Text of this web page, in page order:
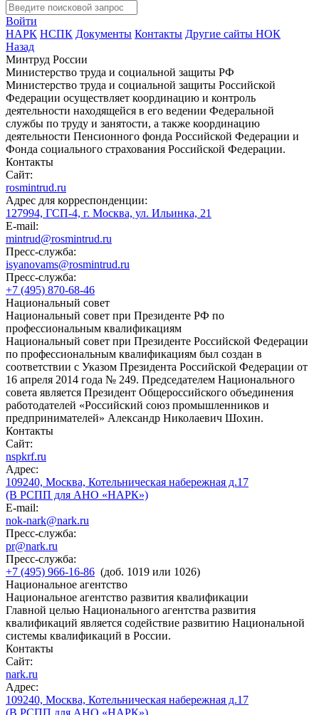
Войти
НАРК НСПК Документы Контакты Другие сайты НОК
Назад
Минтруд России
Министерство труда и социальной защиты РФ
Министерство труда и социальной защиты Российской
Федерации осуществляет координацию и контроль
деятельности находящейся в его ведении Федеральной
службы по труду и занятости, а также координацию
деятельности Пенсионного фонда Российской Федерации и
Фонда социального страхования Российской Федерации.
Контакты
Сайт:
rosmintrud.ru
Адрес для корреспонденции:
127994, ГСП-4, г. Москва, ул. Ильинка, 21
E-mail:
mintrud@rosmintrud.ru
Пресс-служба:
isyanovams@rosmintrud.ru
Пресс-служба:
+7 (495) 870-68-46
Национальный совет
Национальный совет при Президенте РФ по
профессиональным квалификациям
Национальный совет при Президенте Российской Федерации
по профессиональным квалификациям был создан в
соответствии с Указом Президента Российской Федерации от
16 апреля 2014 года № 249. Председателем Национального
совета является Президент Общероссийского объединения
работодателей «Российский союз промышленников и
предпринимателей» Александр Николаевич Шохин.
Контакты
Сайт:
nspkrf.ru
Адрес:
109240, Москва, Котельническая набережная д.17
(В РСПП для АНО «НАРК»)
E-mail:
nok-nark@nark.ru
Пресс-служба:
pr@nark.ru
Пресс-служба:
+7 (495) 966-16-86 (доб. 1019 или 1026)
Национальное агентство
Национальное агентство развития квалификации
Главной целью Национального агентства развития
квалификаций является содействие развитию Национальной
системы квалификаций в России.
Контакты
Сайт:
nark.ru
Адрес:
109240, Москва, Котельническая набережная д.17
(В РСПП для АНО «НАРК»)